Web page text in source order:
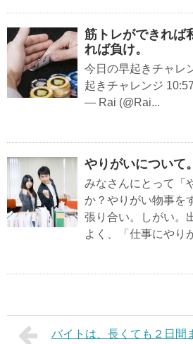
筋トレができれば
れば負け。
今日の早起きチャレ
起きチャレンジ
— Rai (@Rai...
やりがいについて。
みなさんにとって「
か？やりがい物事を
張り合い。しがい。
よく、「仕事にやり
バイトは、長くても２日間